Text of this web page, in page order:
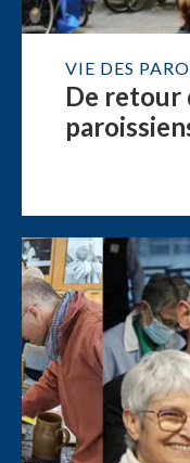
VIE DES
De retour